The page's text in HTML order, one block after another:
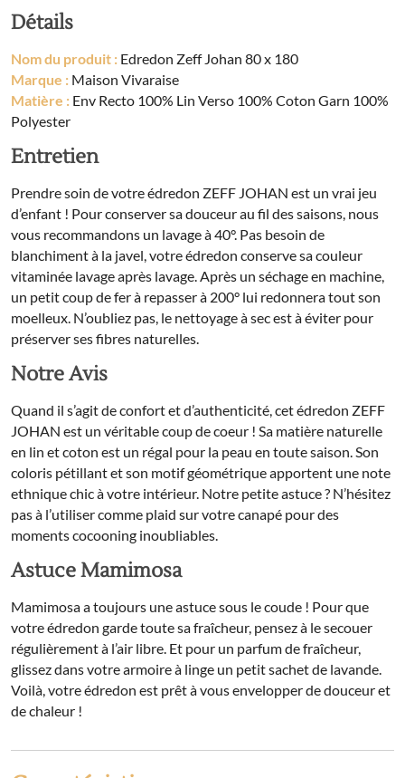
Détails
Nom du produit : Edredon Zeff Johan 80 x 180
Marque : Maison Vivaraise
Matière : Env Recto 100% Lin Verso 100% Coton Garn 100%
Polyester
Entretien
Prendre soin de votre édredon ZEFF JOHAN est un vrai jeu
d’enfant ! Pour conserver sa douceur au fil des saisons, nous
vous recommandons un lavage à 40°. Pas besoin de
blanchiment à la javel, votre édredon conserve sa couleur
vitaminée lavage après lavage. Après un séchage en machine,
un petit coup de fer à repasser à 200° lui redonnera tout son
moelleux. N’oubliez pas, le nettoyage à sec est à éviter pour
préserver ses fibres naturelles.
Notre Avis
Quand il s’agit de confort et d’authenticité, cet édredon ZEFF
JOHAN est un véritable coup de coeur ! Sa matière naturelle
en lin et coton est un régal pour la peau en toute saison. Son
coloris pétillant et son motif géométrique apportent une note
ethnique chic à votre intérieur. Notre petite astuce ? N’hésitez
pas à l’utiliser comme plaid sur votre canapé pour des
moments cocooning inoubliables.
Astuce Mamimosa
Mamimosa a toujours une astuce sous le coude ! Pour que
votre édredon garde toute sa fraîcheur, pensez à le secouer
régulièrement à l’air libre. Et pour un parfum de fraîcheur,
glissez dans votre armoire à linge un petit sachet de lavande.
Voilà, votre édredon est prêt à vous envelopper de douceur et
de chaleur !